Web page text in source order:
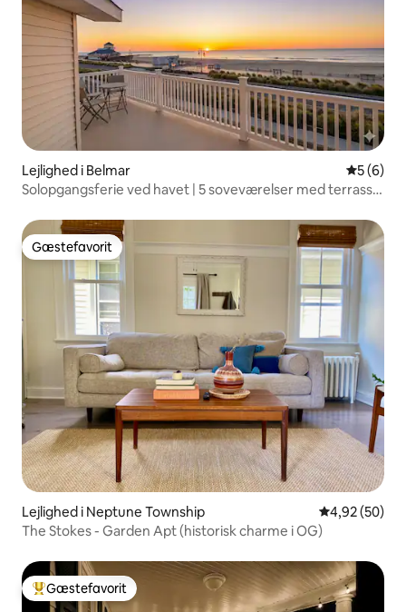
Lejlighed i Belmar 5 ud af 5
5 (6)
Solopgangsferie ved havet | 5 soveværelser med terrasse
Gæstefavorit
Gæstefavorit
Lejlighed i Neptune Township 4,92 ud af 5 i
4,92 (50)
The Stokes - Garden Apt (historisk charme i OG)
Bedste gæstefavorit
Gæstefavorit